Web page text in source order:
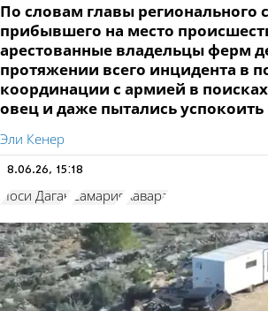
По словам главы регионального
прибывшего на место
арестованные владельцы ферм
протяжении всего инцидента в
координации с армией в
овец и даже пытались успокоить
Эли Кенер
8.06.26, 15:18
Йоси Даган Самария Хавара